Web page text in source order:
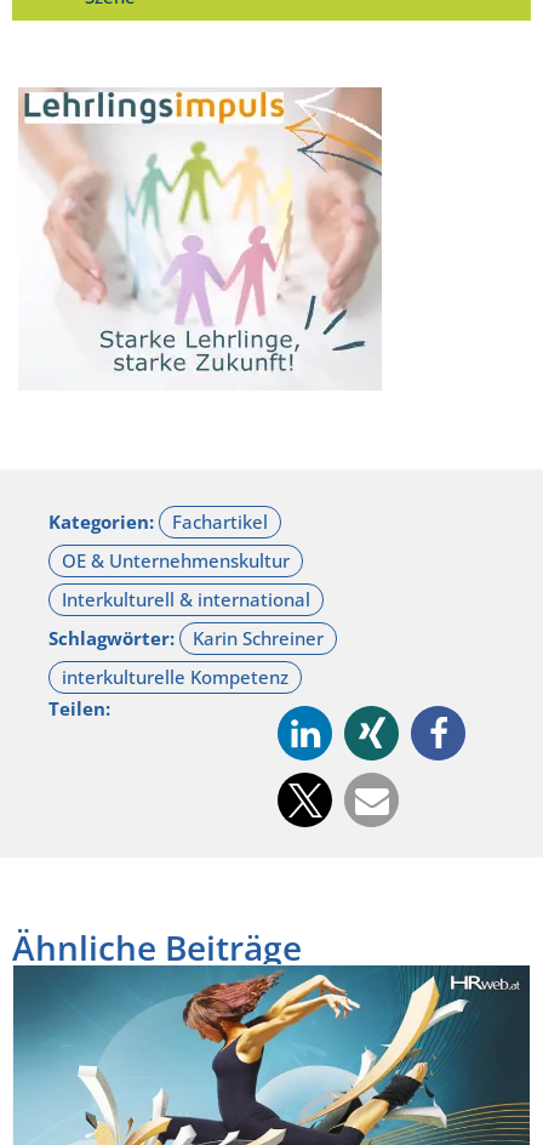
Kategorien:
Schlagwörter:
Teilen:
Ähnliche Beiträge